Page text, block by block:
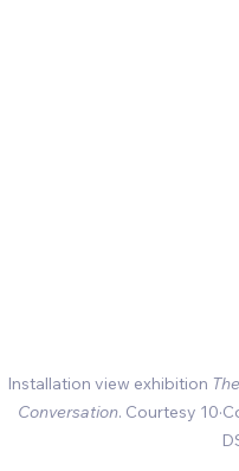
Installation view exhibition
Conversation. Courtesy